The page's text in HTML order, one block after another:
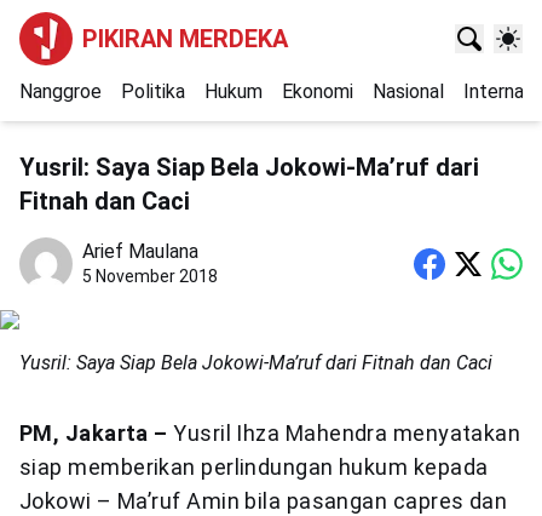
PIKIRAN MERDEKA
Nanggroe Politika Hukum Ekonomi Nasional
Yusril: Saya Siap Bela Jokowi-Ma’ruf dari
Fitnah dan Caci
Arief Maulana
5 November 2018
Yusril: Saya Siap Bela Jokowi-Ma’ruf dari Fitnah dan Caci
PM, Jakarta – Yusril Ihza Mahendra menyatakan
siap memberikan perlindungan hukum kepada
Jokowi – Ma’ruf Amin bila pasangan capres dan